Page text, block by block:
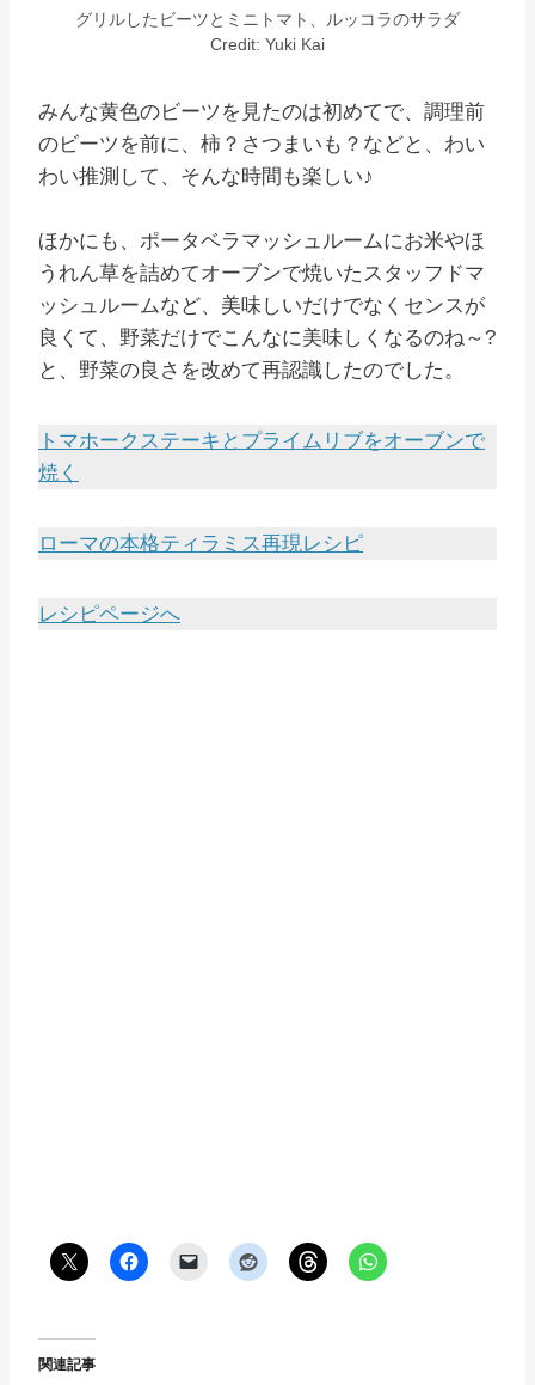
グリルしたビーツとミニトマト、ルッコラのサラダ
Credit: Yuki Kai
みんな黄色のビーツを見たのは初めてで、調理前
のビーツを前に、柿？さつまいも？などと、わい
わい推測して、そんな時間も楽しい♪
ほかにも、ポータベラマッシュルームにお米やほ
うれん草を詰めてオーブンで焼いたスタッフドマ
ッシュルームなど、美味しいだけでなくセンスが
良くて、野菜だけでこんなに美味しくなるのね～?
と、野菜の良さを改めて再認識したのでした。
トマホークステーキとプライムリブをオーブンで
焼く
ローマの本格ティラミス再現レシピ
レシピページへ
関連記事